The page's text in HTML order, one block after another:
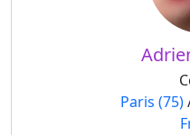
Paris (75)